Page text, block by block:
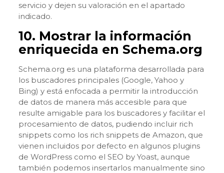
servicio y dejen su valoración en el apartado
indicado.
10. Mostrar la información
enriquecida en Schema.org
Schema.org es una plataforma desarrollada para
los buscadores principales (Google, Yahoo y
Bing) y está enfocada a permitir la introducción
de datos de manera más accesible para que
resulte amigable para los buscadores y facilitar el
procesamiento de datos, pudiendo incluir rich
snippets como los rich snippets de Amazon, que
vienen incluidos por defecto en algunos plugins
de WordPress como el SEO by Yoast, aunque
también podemos insertarlos manualmente sino